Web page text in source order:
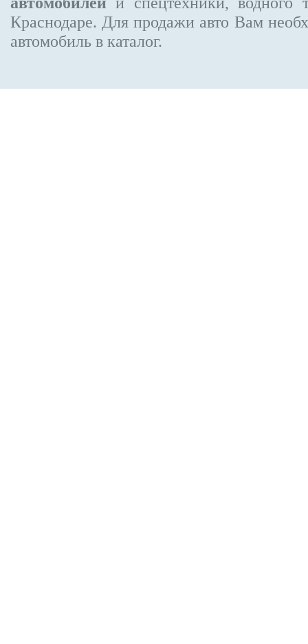
Краснодаре. Для продажи авто Вам
автомобиль в каталог.